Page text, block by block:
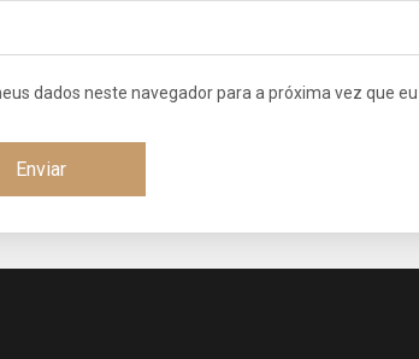
dados neste navegador para a próxima vez que